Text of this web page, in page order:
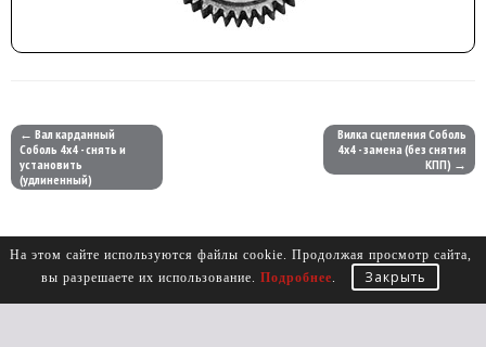
← Вал карданный
Соболь 4х4 - снять и
установить
(удлиненный)
Вилка сцепления Соболь
4х4 - замена (без снятия
КПП) →
На этом сайте используются файлы cookie. Продолжая просмотр сайта,
вы разрешаете их использование. Подробнее. Закрыть